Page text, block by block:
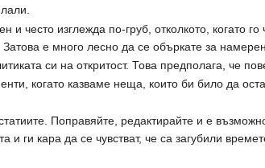
и често изглежда по-груб, отколкото, когато
Затова е много лесно да се объркате за
си на откритост. Това предполага, че
когато казваме неща, които би било да
Поправяйте, редактирайте и е
ги кара да се чувстват, че са загубили